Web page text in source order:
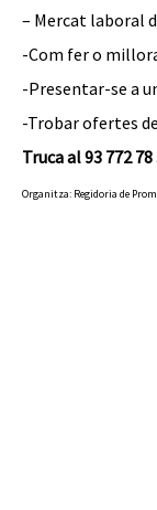
– Mercat laboral
-Com fer o
-Presentar-se a
-Trobar ofertes
Truca al 93 772
Organitza: Regidoria de